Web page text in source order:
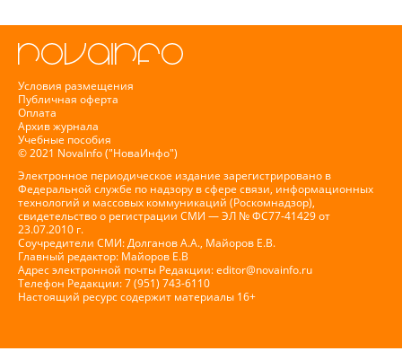
Условия размещения
Публичная оферта
Оплата
Архив журнала
Учебные пособия
© 2021 NovaInfo ("НоваИнфо")
Электронное периодическое издание зарегистрировано в
Федеральной службе по надзору в сфере связи, информационных
технологий и массовых коммуникаций (Роскомнадзор),
свидетельство о регистрации СМИ — ЭЛ № ФС77-41429 от
23.07.2010 г.
Соучредители СМИ: Долганов А.А., Майоров Е.В.
Главный редактор: Майоров Е.В
Адрес электронной почты Редакции:editor@novainfo.ru
Телефон Редакции: 7 (951) 743-6110
Настоящий ресурс содержит материалы 16+